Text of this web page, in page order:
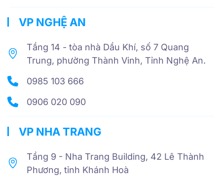
VP NGHỆ AN
Tầng 14 - tòa nhà Dầu Khí, số 7 Quang
Trung, phường Thành Vinh, Tỉnh Nghệ An.
0985 103 666
0906 020 090
VP NHA TRANG
Tầng 9 - Nha Trang Building, 42 Lê Thành
Phương, tỉnh Khánh Hoà